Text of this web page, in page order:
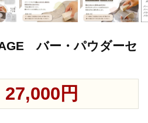
バー・パウダーセ
27,000円